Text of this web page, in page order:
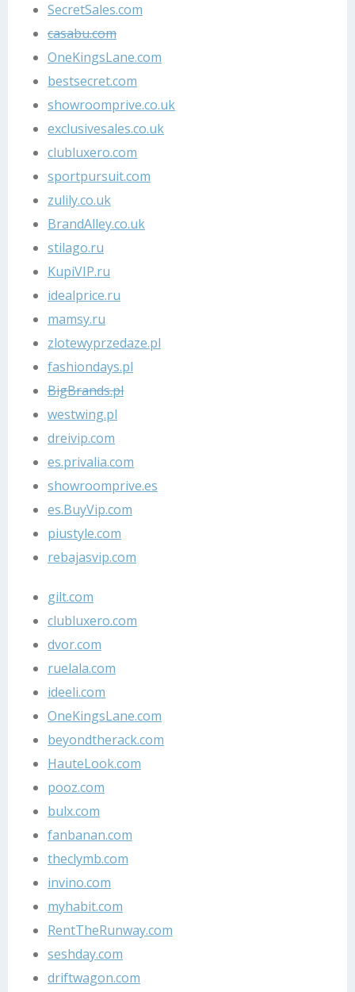
SecretSales.com
casabu.com
OneKingsLane.com
bestsecret.com
showroomprive.co.uk
exclusivesales.co.uk
clubluxero.com
sportpursuit.com
zulily.co.uk
BrandAlley.co.uk
stilago.ru
KupiVIP.ru
idealprice.ru
mamsy.ru
zlotewyprzedaze.pl
fashiondays.pl
BigBrands.pl
westwing.pl
dreivip.com
es.privalia.com
showroomprive.es
es.BuyVip.com
piustyle.com
rebajasvip.com
gilt.com
clubluxero.com
dvor.com
ruelala.com
ideeli.com
OneKingsLane.com
beyondtherack.com
HauteLook.com
pooz.com
bulx.com
fanbanan.com
theclymb.com
invino.com
myhabit.com
RentTheRunway.com
seshday.com
driftwagon.com